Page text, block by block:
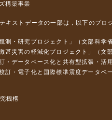
構築事業
キストデータの一部は，以下のプロ
測・研究プロジェクト」（文部科
甚災害の軽減化プロジェクト」（
・データベース化と共有型拡張・
訂・電子化と国際標準震度データ
機構